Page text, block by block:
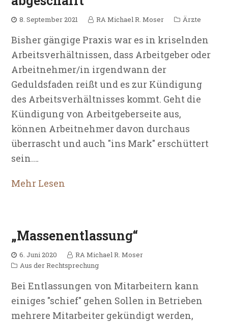
8. September 2021 RA Michael R. Moser Ärzte
Bisher gängige Praxis war es in kriselnden
Arbeitsverhältnissen, dass Arbeitgeber oder
Arbeitnehmer/in irgendwann der
Geduldsfaden reißt und es zur Kündigung
des Arbeitsverhältnisses kommt. Geht die
Kündigung von Arbeitgeberseite aus,
können Arbeitnehmer davon durchaus
überrascht und auch "ins Mark" erschüttert
sein.…
Mehr Lesen
„Massenentlassung“
6. Juni 2020
RA Michael R. Moser
Aus der Rechtsprechung
Bei Entlassungen von Mitarbeitern kann
einiges "schief" gehen Sollen in Betrieben
mehrere Mitarbeiter gekündigt werden,